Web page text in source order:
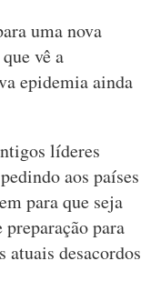
uma nova
vê a
epidemia ainda
líderes
aos países
para que seja
para
atuais desacordos